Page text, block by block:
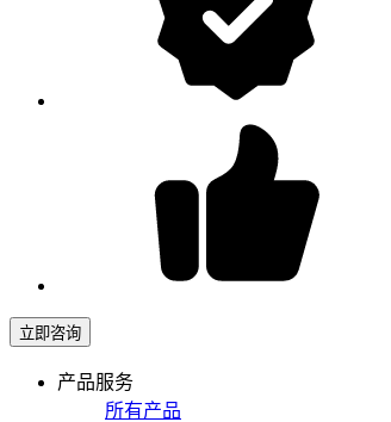
立即咨询
产品服务
所有产品